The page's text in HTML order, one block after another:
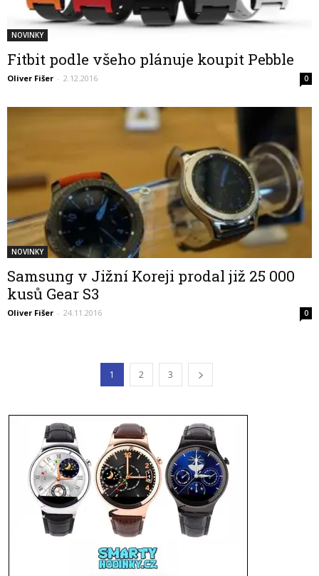
NOVINKY
Fitbit podle všeho plánuje koupit Pebble
Oliver Fišer - 2.12.2016 0
NOVINKY
Samsung v Jižní Koreji prodal již 25 000
kusů Gear S3
Oliver Fišer - 24.11.2016 0
1 2 3